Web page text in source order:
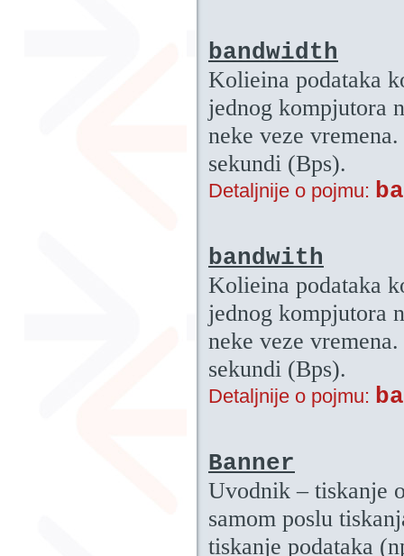
bandwidth
Kolieina podataka
jednog kompjutora
neke veze
sekundi (Bps).
Detaljnije o pojmu:
bandwith
Kolieina podataka
jednog kompjutora
neke veze
sekundi (Bps).
Detaljnije o pojmu:
Banner
Uvodnik – tiskanje
samom poslu
tiskanje podataka